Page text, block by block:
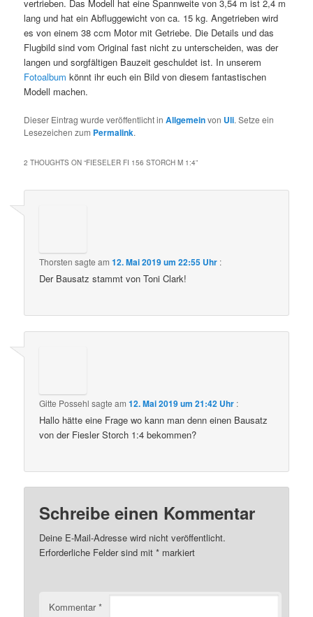
vertrieben. Das Modell hat eine Spannweite von 3,54 m ist 2,4 m
lang und hat ein Abfluggewicht von ca. 15 kg. Angetrieben wird
es von einem 38 ccm Motor mit Getriebe. Die Details und das
Flugbild sind vom Original fast nicht zu unterscheiden, was der
langen und sorgfältigen Bauzeit geschuldet ist. In unserem
Fotoalbum könnt ihr euch ein Bild von diesem fantastischen
Modell machen.
Dieser Eintrag wurde veröffentlicht inAllgemeinvon Uli. Setze ein
Lesezeichen zum Permalink.
2 THOUGHTS ON “FIESELER FI 156 STORCH M 1:4”
Thorsten sagte am12. Mai 2019 um 22:55 Uhr :
Der Bausatz stammt von Toni Clark!
Gitte Possehl sagte am12. Mai 2019 um 21:42 Uhr :
Hallo hätte eine Frage wo kann man denn einen Bausatz
von der Fiesler Storch 1:4 bekommen?
Schreibe einen Kommentar
Deine E-Mail-Adresse wird nicht veröffentlicht.
Erforderliche Felder sind mit* markiert
Kommentar*